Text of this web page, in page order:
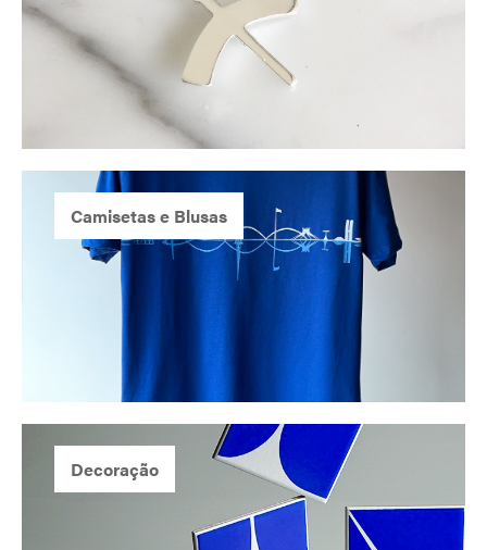
Camisetas e Blusas
Decoração